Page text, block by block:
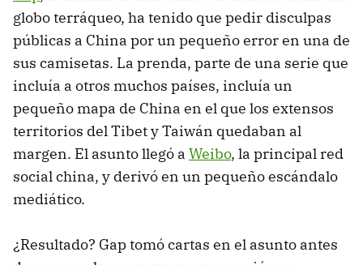
globo terráqueo, ha tenido que pedir disculpas
públicas a China por un pequeño error en una de
sus camisetas. La prenda, parte de una serie que
incluía a otros muchos países, incluía un
pequeño mapa de China en el que los extensos
territorios del Tibet y Taiwán quedaban al
margen. El asunto llegó a Weibo, la principal red
social china, y derivó en un pequeño escándalo
mediático.
¿Resultado? Gap tomó cartas en el asunto antes